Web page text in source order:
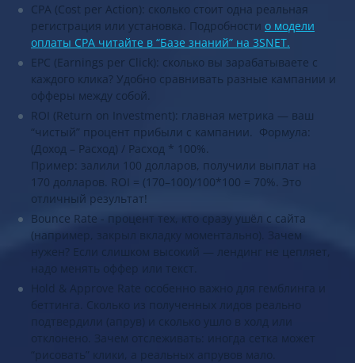
CPA (Cost per Action): сколько стоит одна реальная
регистрация или установка. Подробности о модели
оплаты CPA читайте в “Базе знаний” на 3SNET.
EPC (Earnings per Click): сколько вы зарабатываете с
каждого клика? Удобно сравнивать разные кампании и
офферы между собой.
ROI (Return on Investment): главная метрика — ваш
“чистый” процент прибыли с кампании. Формула:
(Доход – Расход) / Расход * 100%.
Пример: залили 100 долларов, получили выплат на
170 долларов. ROI = (170–100)/100*100 = 70%. Это
отличный результат!
Bounce Rate - процент тех, кто сразу ушёл с сайта
(например, закрыл вкладку моментально). Зачем
нужен? Если слишком высокий — лендинг не цепляет,
надо менять оффер или текст.
Hold & Approve Rate особенно важно для гемблинга и
беттинга. Сколько из полученных лидов реально
подтвердили (апрув) и сколько ушло в холд или
отклонено. Зачем отслеживать: иногда сетка может
“рисовать” клики, а реальных апрувов мало.